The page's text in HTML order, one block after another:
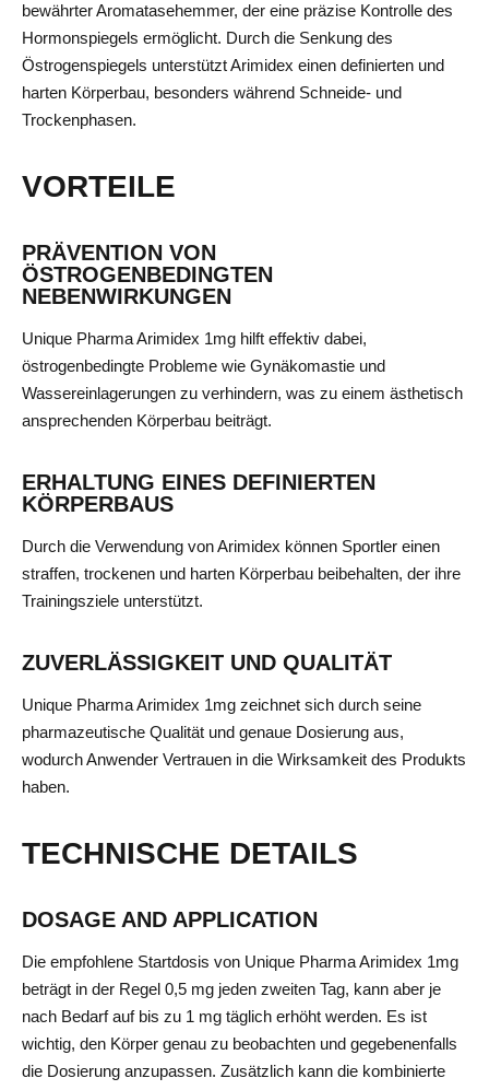
bewährter Aromatasehemmer, der eine präzise Kontrolle des
Hormonspiegels ermöglicht. Durch die Senkung des
Östrogenspiegels unterstützt Arimidex einen definierten und
harten Körperbau, besonders während Schneide- und
Trockenphasen.
VORTEILE
PRÄVENTION VON
ÖSTROGENBEDINGTEN
NEBENWIRKUNGEN
Unique Pharma Arimidex 1mg hilft effektiv dabei,
östrogenbedingte Probleme wie Gynäkomastie und
Wassereinlagerungen zu verhindern, was zu einem ästhetisch
ansprechenden Körperbau beiträgt.
ERHALTUNG EINES DEFINIERTEN
KÖRPERBAUS
Durch die Verwendung von Arimidex können Sportler einen
straffen, trockenen und harten Körperbau beibehalten, der ihre
Trainingsziele unterstützt.
ZUVERLÄSSIGKEIT UND QUALITÄT
Unique Pharma Arimidex 1mg zeichnet sich durch seine
pharmazeutische Qualität und genaue Dosierung aus,
wodurch Anwender Vertrauen in die Wirksamkeit des Produkts
haben.
TECHNISCHE DETAILS
DOSAGE AND APPLICATION
Die empfohlene Startdosis von Unique Pharma Arimidex 1mg
beträgt in der Regel 0,5 mg jeden zweiten Tag, kann aber je
nach Bedarf auf bis zu 1 mg täglich erhöht werden. Es ist
wichtig, den Körper genau zu beobachten und gegebenenfalls
die Dosierung anzupassen. Zusätzlich kann die kombinierte